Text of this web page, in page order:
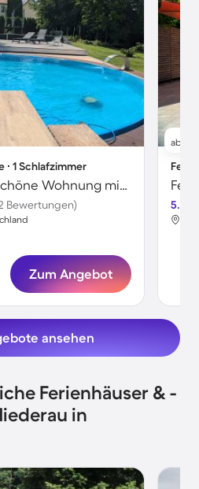
∙ 1 Schlafzimmer
Voll ausgestattete schöne Wohnung mit Grill, Terrasse und Sauna | Gartenblick
Bewertungen)
Zum Angebot
ab
5.0
ansehen
Ferienhäuser & -
in